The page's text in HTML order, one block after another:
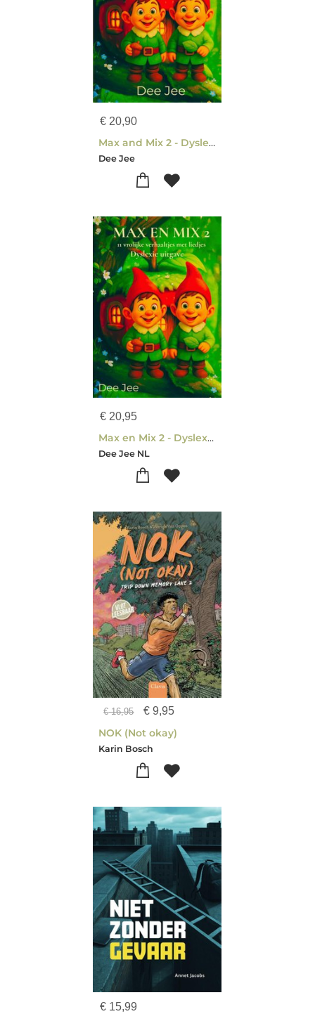
€ 20,90
Max and Mix 2 - Dyslexia-friendly edition
Dee Jee
€ 20,95
Max en Mix 2 - Dyslexie uitgave
Dee Jee NL
€16,95 € 9,95
NOK (Not okay)
Karin Bosch
€ 15,99